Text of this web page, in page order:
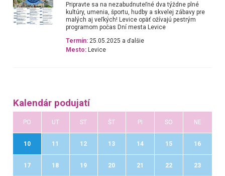
Pripravte sa na nezabudnuteľné dva týždne plné
kultúry, umenia, športu, hudby a skvelej zábavy pre
malých aj veľkých! Levice opäť ožívajú pestrým
programom počas Dní mesta Levice
Termín: 25.05.2025 a ďalšie
Mesto: Levice
Kalendár podujatí
PO UT ST ŠT PI SO NE
10 11 12 13 14 15 16
17 18 19 20 21 22 23